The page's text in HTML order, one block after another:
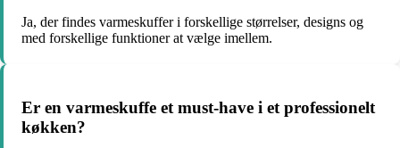
Ja, der findes varmeskuffer i forskellige størrelser, designs og
med forskellige funktioner at vælge imellem.
Er en varmeskuffe et must-have i et professionelt
køkken?